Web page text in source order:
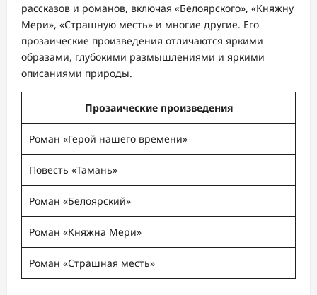
рассказов и романов, включая «Белоярского», «Княжну
Мери», «Страшную месть» и многие другие. Его
прозаические произведения отличаются яркими
образами, глубокими размышлениями и яркими
описаниями природы.
Прозаические произведения
Роман «Герой нашего времени»
Повесть «Тамань»
Роман «Белоярский»
Роман «Княжна Мери»
Роман «Страшная месть»